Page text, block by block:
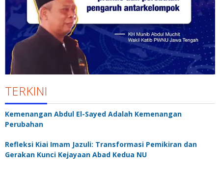
TERKINI
Kemenangan Abdul El-Sayed Adalah Kemenangan
Perubahan
Refleksi Kiai Imam Jazuli: Transformasi Pemikiran dan
Gerakan Kunci Kejayaan Abad Kedua NU